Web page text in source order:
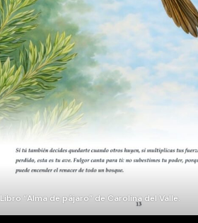
Libro “Alma de pájaro” de Carolina del Valle.